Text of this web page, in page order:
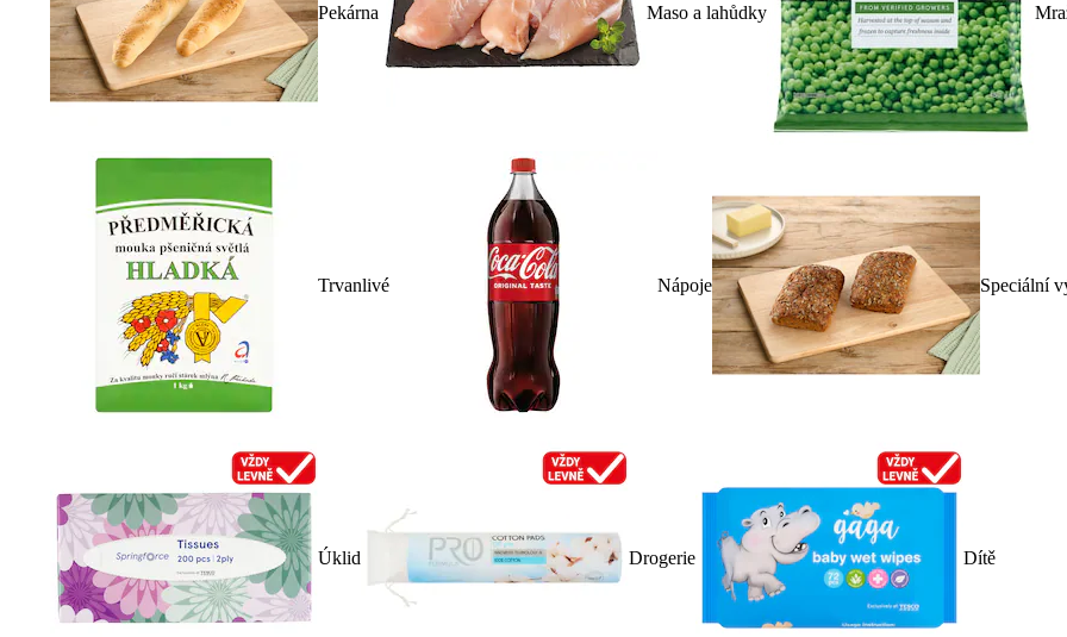
Pekárna Maso a lahůdky
Trvanlivé Nápoje Speciální
Úklid Drogerie Dítě